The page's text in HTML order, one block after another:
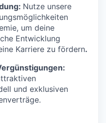
Nutze unsere
um deine
Entwicklung
Karriere zu fördern.
und exklusiven